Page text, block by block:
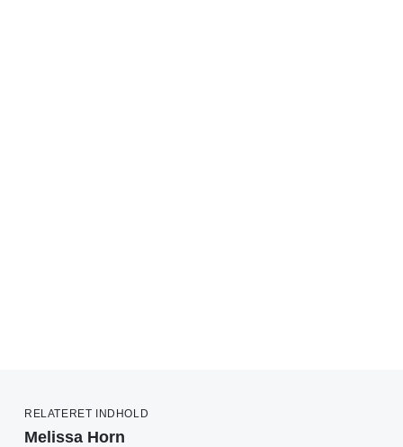
RELATERET INDHOLD
Melissa Horn